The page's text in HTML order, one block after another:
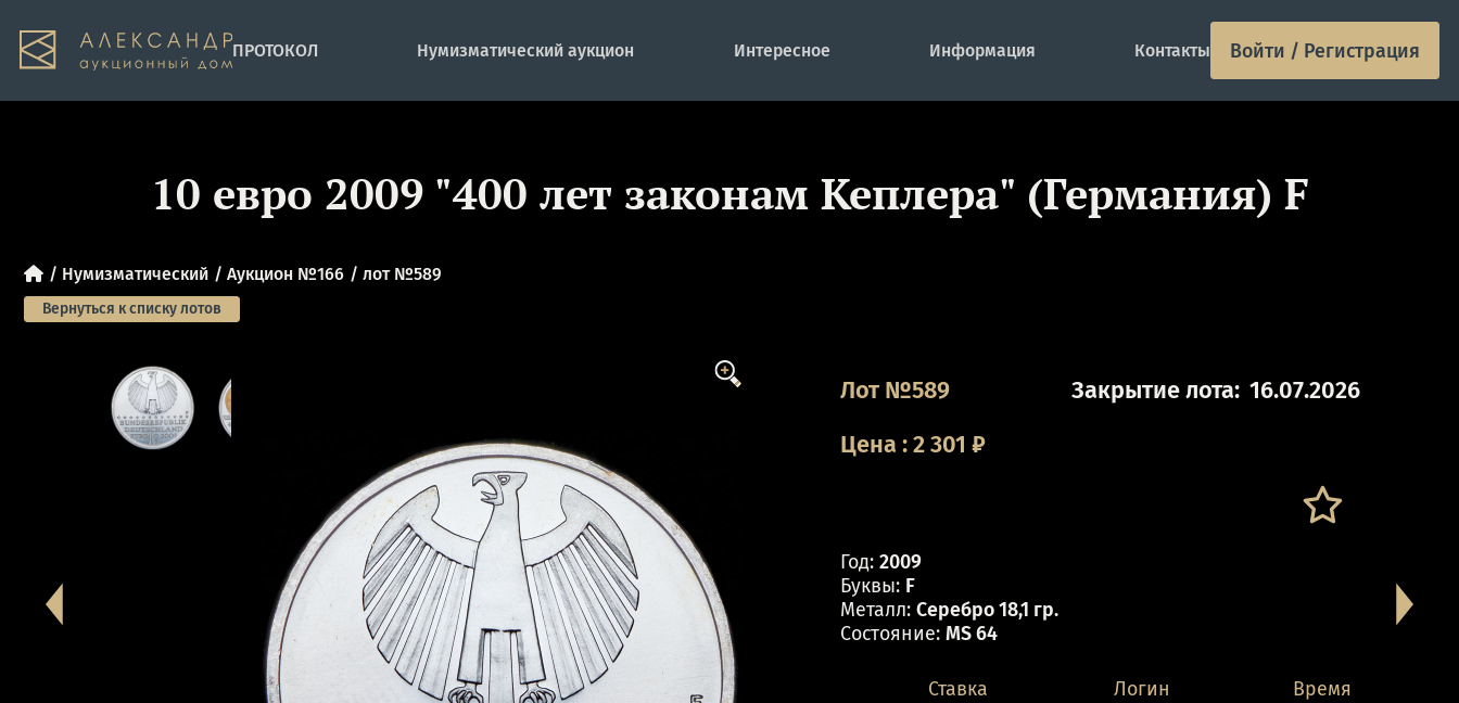
ПРОТОКОЛ Нумизматический аукцион Интересное Информация Контакты Войти / Регистрация
10 евро 2009 "400 лет законам Кеплера" (Германия) F
Нумизматический Аукцион №166 лот №589
Вернуться к списку лотов
Лот №589 Закрытие лота: 16.07.2026
Цена:2 301 ₽
Год: 2009
Буквы: F
Металл: Серебро 18,1 гр.
Состояние: MS 64
Ставка Логин Время